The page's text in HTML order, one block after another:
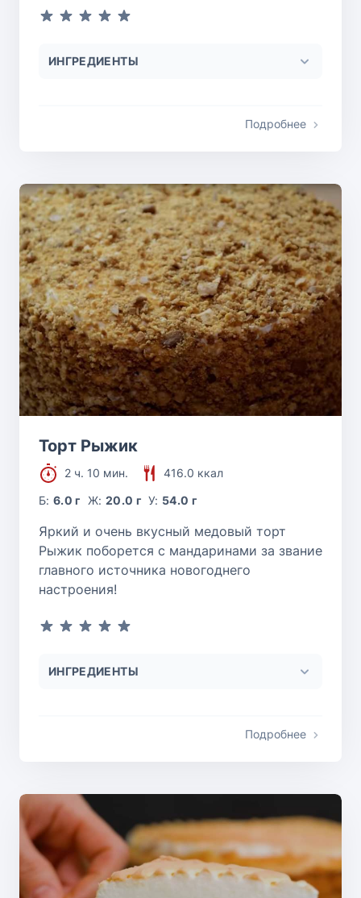
ИНГРЕДИЕНТЫ
Подробнее
Торт Рыжик
2 ч. 10 мин.
416.0 ккал
Б:6.0 г Ж: 20.0 г У: 54.0 г
Яркий и очень вкусный медовый торт
Рыжик поборется с мандаринами за звание
главного источника новогоднего
настроения!
ИНГРЕДИЕНТЫ
Подробнее